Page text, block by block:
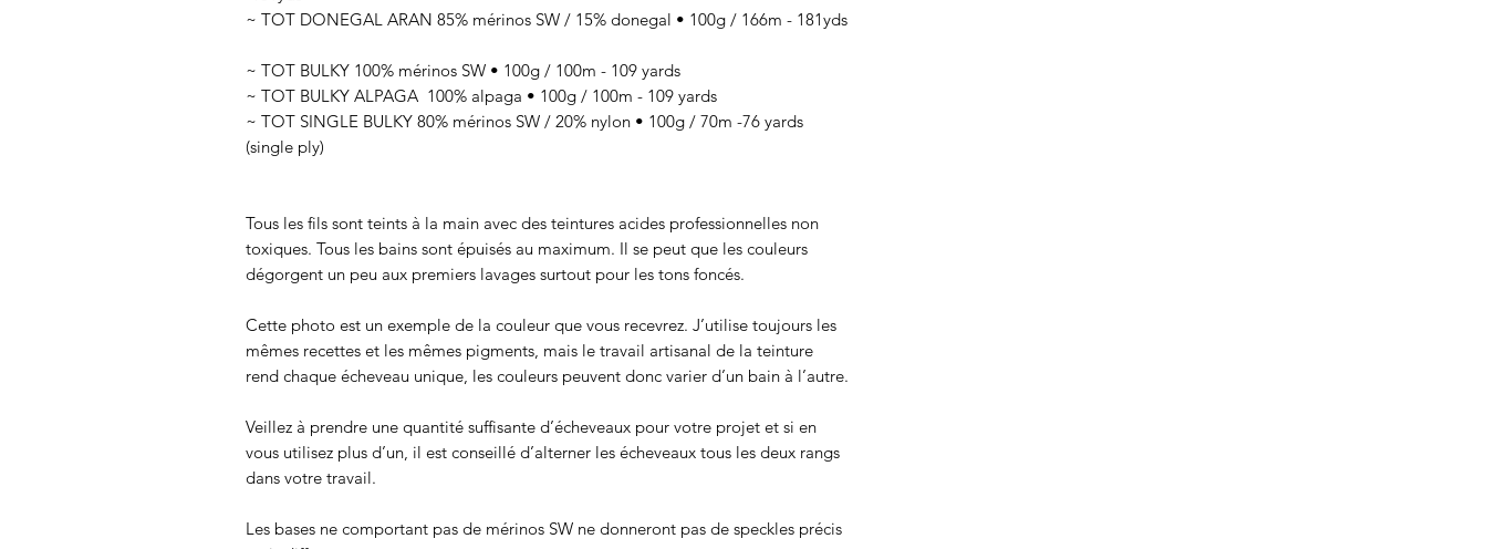
~ TOT DONEGAL ARAN 85% mérinos SW / 15% donegal • 100g / 166m - 181yds
~ TOT BULKY 100% mérinos SW • 100g / 100m - 109 yards
~ TOT BULKY ALPAGA 100% alpaga • 100g / 100m - 109 yards
~ TOT SINGLE BULKY 80% mérinos SW / 20% nylon • 100g / 70m -76 yards
(single ply)
Tous les fils sont teints à la main avec des teintures acides professionnelles non
toxiques. Tous les bains sont épuisés au maximum. Il se peut que les couleurs
dégorgent un peu aux premiers lavages surtout pour les tons foncés.
Cette photo est un exemple de la couleur que vous recevrez. J’utilise toujours les
mêmes recettes et les mêmes pigments, mais le travail artisanal de la teinture
rend chaque écheveau unique, les couleurs peuvent donc varier d’un bain à l’autre.
Veillez à prendre une quantité suffisante d’écheveaux pour votre projet et si en
vous utilisez plus d’un, il est conseillé d’alterner les écheveaux tous les deux rangs
dans votre travail.
Les bases ne comportant pas de mérinos SW ne donneront pas de speckles précis